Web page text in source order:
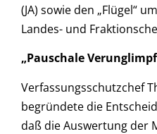
(JA) sowie den „Flügel“
Landes- und
„Pauschale
Verfassungsschutzchef
begründete die
daß die Auswertung der